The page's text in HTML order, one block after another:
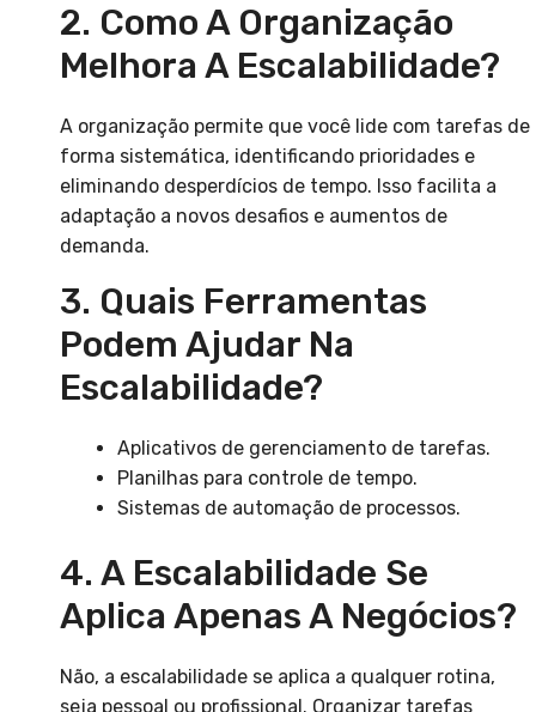
2. Como A Organização
Melhora A Escalabilidade?
A organização permite que você lide com tarefas de
forma sistemática, identificando prioridades e
eliminando desperdícios de tempo. Isso facilita a
adaptação a novos desafios e aumentos de
demanda.
3. Quais Ferramentas
Podem Ajudar Na
Escalabilidade?
Aplicativos de gerenciamento de tarefas.
Planilhas para controle de tempo.
Sistemas de automação de processos.
4. A Escalabilidade Se
Aplica Apenas A Negócios?
Não, a escalabilidade se aplica a qualquer rotina,
seja pessoal ou profissional. Organizar tarefas